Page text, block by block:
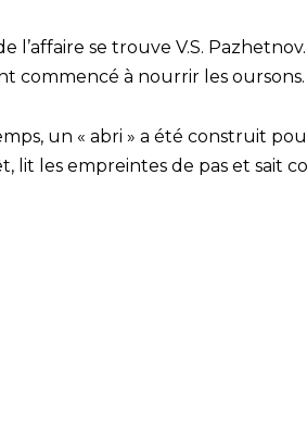
l’affaire se trouve V.S.
commencé à nourrir les oursons.
un « abri » a été construit
lit les empreintes de pas et sait